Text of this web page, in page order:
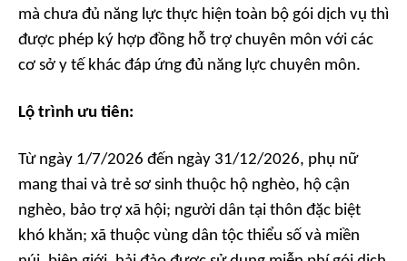
mà chưa đủ năng lực thực hiện toàn bộ gói dịch vụ thì
được phép ký hợp đồng hỗ trợ chuyên môn với các
cơ sở y tế khác đáp ứng đủ năng lực chuyên môn.
Lộ trình ưu tiên:
Từ ngày 1/7/2026 đến ngày 31/12/2026, phụ nữ
mang thai và trẻ sơ sinh thuộc hộ nghèo, hộ cận
nghèo, bảo trợ xã hội; người dân tại thôn đặc biệt
khó khăn; xã thuộc vùng dân tộc thiểu số và miền